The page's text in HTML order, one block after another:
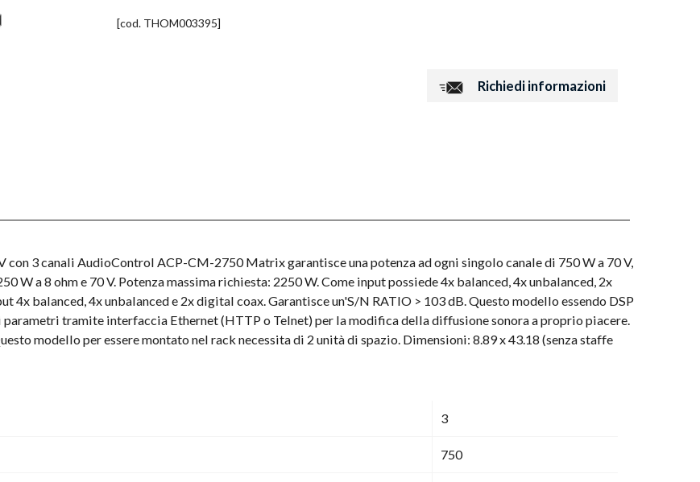
[cod. THOM003395]
Richiedi informazioni
con 3 canali AudioControl ACP-CM-2750 Matrix garantisce una potenza ad ogni singolo canale di 750 W a 70 V,
W a 8 ohm e 70 V. Potenza massima richiesta: 2250 W. Come input possiede 4x balanced, 4x unbalanced, 2x
4x balanced, 4x unbalanced e 2x digital coax. Garantisce un'S/N RATIO > 103 dB. Questo modello essendo DSP
tramite interfaccia Ethernet (HTTP o Telnet) per la modifica della diffusione sonora a proprio piacere.
modello per essere montato nel rack necessita di 2 unità di spazio. Dimensioni: 8.89 x 43.18 (senza staffe
3
750